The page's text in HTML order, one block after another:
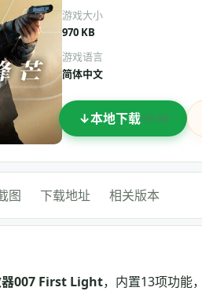
游戏大小
970 KB
游戏语言
简体中文
本地下载970 KB
图 下载地址 相关版本
器007 First Light，内置13项功能